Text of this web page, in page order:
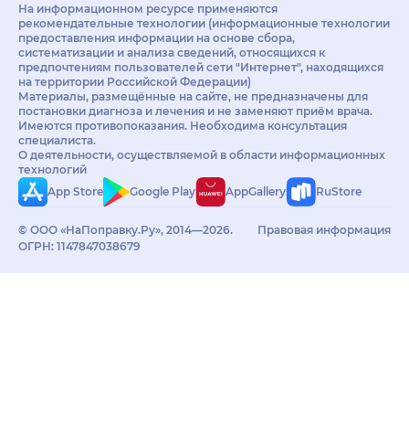
На информационном ресурсе применяются
рекомендательные технологии (информационные технологии
предоставления информации на основе сбора,
систематизации и анализа сведений, относящихся к
предпочтениям пользователей сети "Интернет", находящихся
на территории Российской Федерации)
Материалы, размещённые на сайте, не предназначены для
постановки диагноза и лечения и не заменяют приём врача.
Имеются противопоказания. Необходима консультация
специалиста.
О деятельности, осуществляемой в области информационных
технологий
App Store
Google Play AppGallery RuStore
© ООО «НаПоправку.Ру», 2014—2026.
ОГРН: 1147847038679
Правовая информация